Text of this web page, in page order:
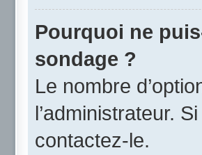
Pourquoi ne
sondage ?
Le nombre
l’administrateur.
contactez-le.